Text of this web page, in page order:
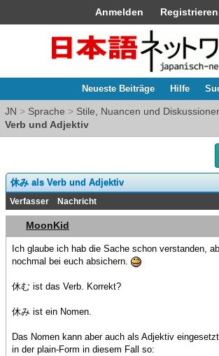
Anmelden Registrieren
Neueste Beiträge Hilfe
JN > Sprache > Stile, Nuancen und
Verb und Adjektiv
休み als Verb und Adjektiv
Verfasser Nachricht
MoonKid
Ich glaube ich hab die Sache schon verstanden,
nochmal bei euch absichern.
休む ist das Verb. Korrekt?
休み ist ein Nomen.
Das Nomen kann aber auch als Adjektiv
in der plain-Form in diesem Fall so: